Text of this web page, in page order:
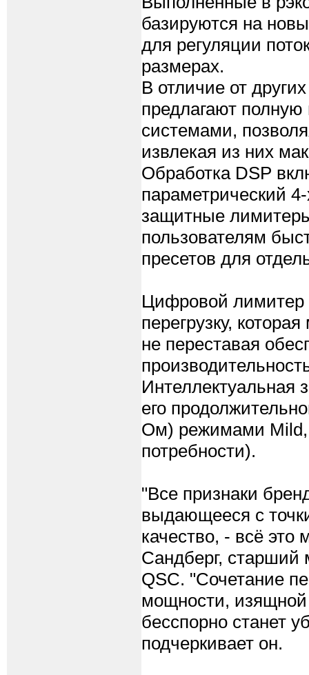
базируются на
для регуляции
размерах.
В отличие от
предлагают полную
системами,
извлекая из них
Обработка DSP
параметрический
защитные
пользователям
пресетов для
Цифровой лимитер
перегрузку,
не переставая
Интеллектуальная
его
Ом) режимами Mild,
потребности).
"Все признаки
выдающееся с
качество, - всё это
Сандберг, старший
QSC. "Сочетание
мощности,
бесспорно станет
подчеркивает он.